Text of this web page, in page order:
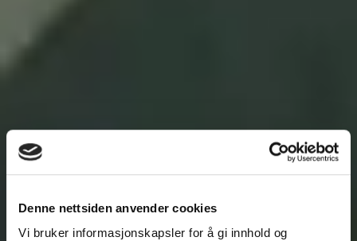
Denne nettsiden anvender cookies
Vi bruker informasjonskapsler for å gi innhold og